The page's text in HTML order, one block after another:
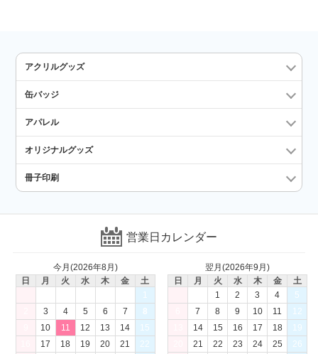
アクリルグッズ
缶バッジ
アパレル
オリジナルグッズ
冊子印刷
営業日カレンダー
今月(2026年8月)
日
月 火 水 木 金
土
1
3 4 5 6 7
8
10 11 12 13 14
15
17 18 19 20 21
22
翌月(2026年9月)
日
月 火 水 木 金
土
1
2 3 4
5
7 8 9 10 11
12
14 15 16 17 18
19
21 22 23 24 25
26